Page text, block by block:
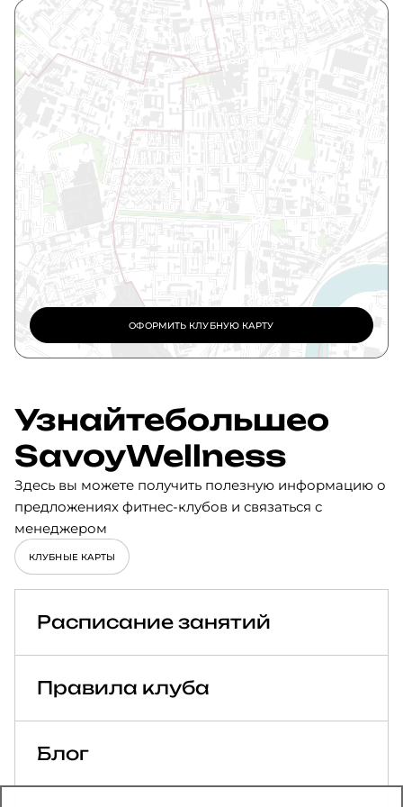
ОФОРМИТЬ КЛУБНУЮ КАРТУ
Узнайтебольшео
SavoyWellness
Здесь вы можете получить полезную информацию о
предложениях фитнес-клубов и связаться с
менеджером
КЛУБНЫЕ КАРТЫ
Расписание занятий
Правила клуба
Блог